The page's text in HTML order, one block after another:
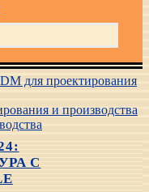
для проектирования
и производства
С